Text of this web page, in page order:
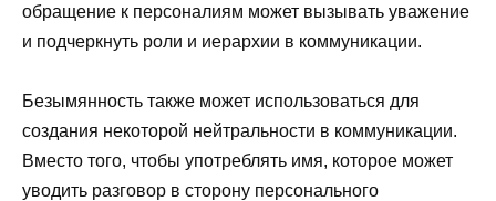
обращение к персоналиям может вызывать уважение
и подчеркнуть роли и иерархии в коммуникации.
Безымянность также может использоваться для
создания некоторой нейтральности в коммуникации.
Вместо того, чтобы употреблять имя, которое может
уводить разговор в сторону персонального